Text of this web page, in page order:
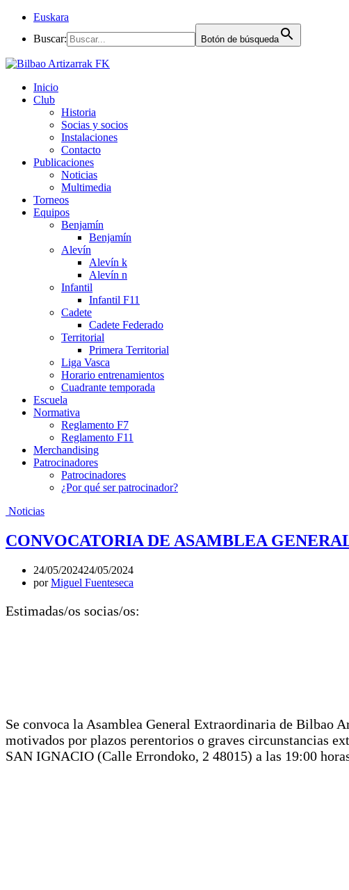
Euskara
Buscar:
Botón de búsqueda
Inicio
Club
Historia
Socias y socios
Instalaciones
Contacto
Publicaciones
Noticias
Multimedia
Torneos
Equipos
Benjamín
Benjamín
Alevín
Alevín k
Alevín n
Infantil
Infantil F11
Cadete
Cadete Federado
Territorial
Primera Territorial
Liga Vasca
Horario entrenamientos
Cuadrante temporada
Escuela
Normativa
Reglamento F7
Reglamento F11
Merchandising
Patrocinadores
Patrocinadores
¿Por qué ser patrocinador?
Noticias
CONVOCATORIA DE ASAMBLEA
24/05/202424/05/2024
porMiguel Fuenteseca
Estimadas/os socias/os:
Se convoca la Asamblea General Extraordinaria de Bilbao
motivados por plazos perentorios o graves circunstancias
SAN IGNACIO (Calle Errondoko, 2 48015) a las 19:00